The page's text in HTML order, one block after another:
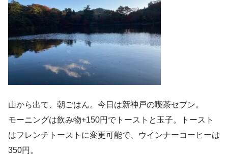
山から出て、朝ごはん。今日は新神戸の喫茶セブン。
モーニングは飲み物+150円でトーストと玉子。トースト
はフレンチトーストに変更可能で、ウインナーコーヒーは
350円。